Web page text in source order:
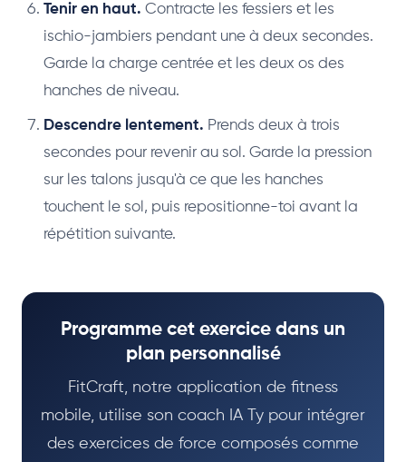
Tenir en haut. Contracte les fessiers et les
ischio-jambiers pendant une à deux secondes.
Garde la charge centrée et les deux os des
hanches de niveau.
Descendre lentement. Prends deux à trois
secondes pour revenir au sol. Garde la pression
sur les talons jusqu'à ce que les hanches
touchent le sol, puis repositionne-toi avant la
répétition suivante.
Programme cet exercice dans un
plan personnalisé
FitCraft, notre application de fitness
mobile, utilise son coach IA Ty pour intégrer
des exercices de force composés comme